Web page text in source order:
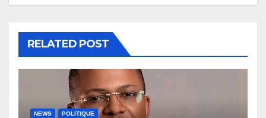
RELATED POST
NEWS POLITIQUE